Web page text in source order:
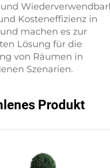
Kosteneffizienz in
machen es zur
Lösung für die
von Räumen in
Szenarien.
Produkt